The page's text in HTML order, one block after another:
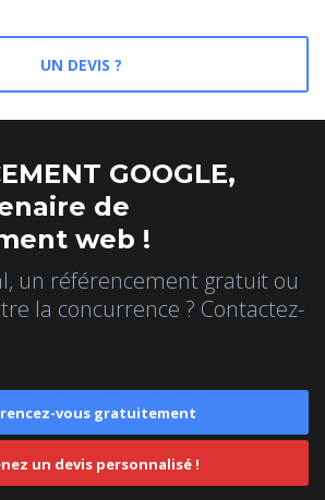
UN DEVIS ?
GOOGLE,
de
web !
un référencement gratuit ou
la concurrence ? Contactez-
vous gratuitement
un devis personnalisé !